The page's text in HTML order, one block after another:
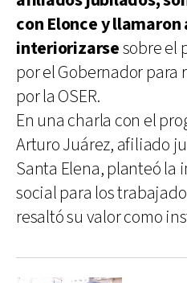
con Elonce y
interiorizarsesobre el
por el Gobernador para
por la OSER.
En una charla con el
Arturo Juárez, afiliado
Santa Elena, planteó la
social para los
resaltó su valor como